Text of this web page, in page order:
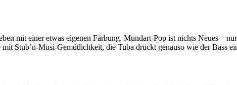
mit einer etwas eigenen Färbung. Mundart-Pop ist nichts Neues –
Stub’n-Musi-Gemütlichkeit, die Tuba drückt genauso wie der Bass